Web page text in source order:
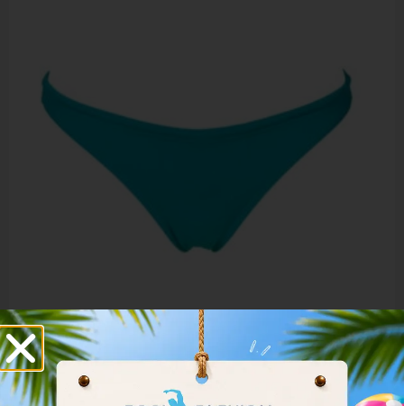
Arena Women Bikini Bottom Brief Rulebreaker Free
001113-643